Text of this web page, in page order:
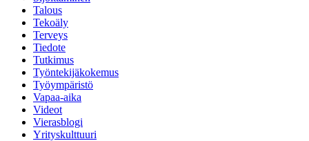
Talous
Tekoäly
Terveys
Tiedote
Tutkimus
Työntekijäkokemus
Työympäristö
Vapaa-aika
Videot
Vierasblogi
Yrityskulttuuri